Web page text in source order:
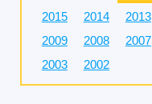
2015
2014 2013
2009
2008 2007
2003
2002